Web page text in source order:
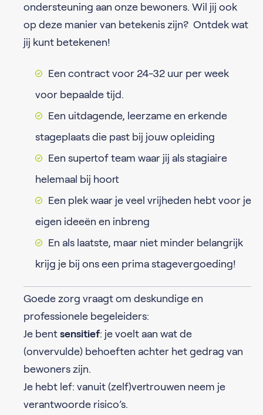
ondersteuning aan onze bewoners. Wil jij ook
op deze manier van betekenis zijn? Ontdek wat
jij kunt betekenen!
Een contract voor 24-32 uur per week
voor bepaalde tijd.
Een uitdagende, leerzame en erkende
stageplaats die past bij jouw opleiding
Een supertof team waar jij als stagiaire
helemaal bij hoort
Een plek waar je veel vrijheden hebt voor je
eigen ideeën en inbreng
En als laatste, maar niet minder belangrijk
krijg je bij ons een prima stagevergoeding!
Goede zorg vraagt om deskundige en
professionele begeleiders:
Je bent sensitief: je voelt aan wat de
(onvervulde) behoeften achter het gedrag van
bewoners zijn.
Je hebt lef: vanuit (zelf)vertrouwen neem je
verantwoorde risico’s.